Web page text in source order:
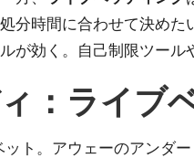
分時間に合わせて決め
が効く。自己制限ツー
：ライブ
ット。アウェーのアンダ